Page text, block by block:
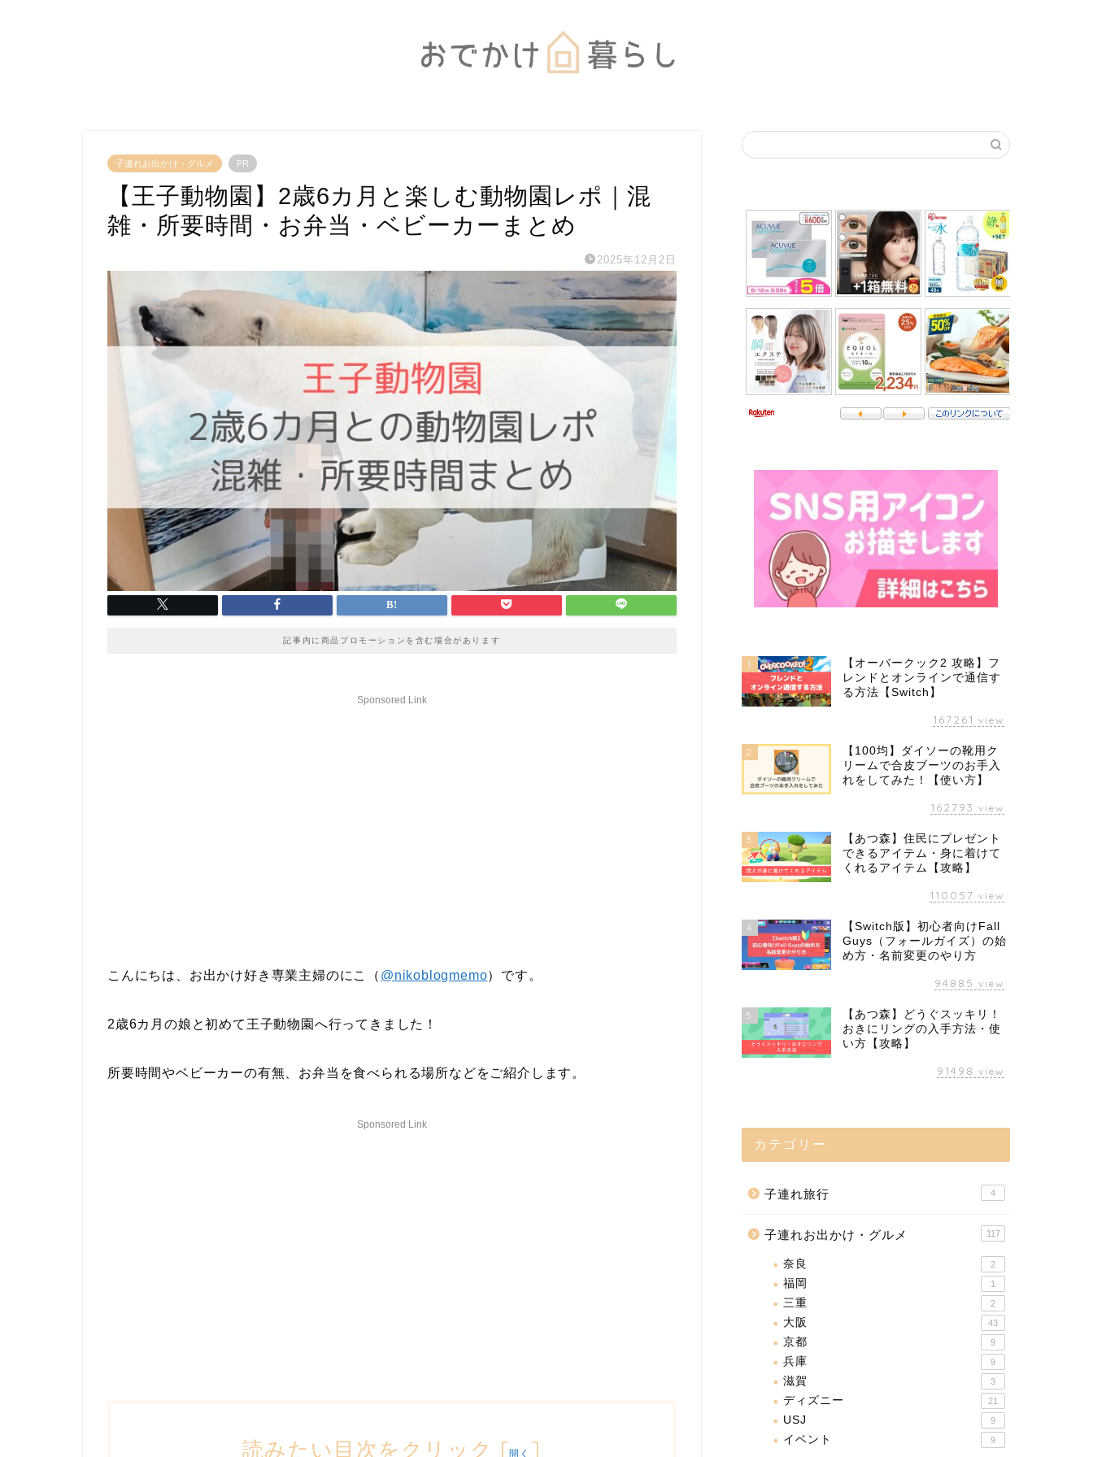
子連れお出かけ・グルメ PR
【王子動物園】2歳6カ月と楽しむ動物園レポ｜混
雑・所要時間・お弁当・ベビーカーまとめ
2025年12月2日
記事内に商品プロモーションを含む場合があります
Sponsored Link
こんにちは、お出かけ好き専業主婦のにこ（ @nikoblogmemo）です。
2歳6カ月の娘と初めて王子動物園へ行ってきました！
所要時間やベビーカーの有無、お弁当を食べられる場所などをご紹介します。
Sponsored Link
読みたい目次をクリック [開く ]
1
【オーバークック2 攻略】フ
レンドとオンラインで通信す
る方法【Switch】
167261 view
2
【100均】ダイソーの靴用ク
リームで合皮ブーツのお手入
れをしてみた！【使い方】
162793 view
3
【あつ森】住民にプレゼント
できるアイテム・身に着けて
くれるアイテム【攻略】
110057 view
4
【Switch版】初心者向けFall
Guys（フォールガイズ）の始
め方・名前変更のやり方
94885 view
5
【あつ森】どうぐスッキリ！
おきにリングの入手方法・使
い方【攻略】
91498 view
カテゴリー
子連れ旅行 4
子連れお出かけ・グルメ 117
奈良 2
福岡 1
三重 2
大阪 43
京都 9
兵庫 9
滋賀 3
ディズニー 21
USJ 9
イベント 9